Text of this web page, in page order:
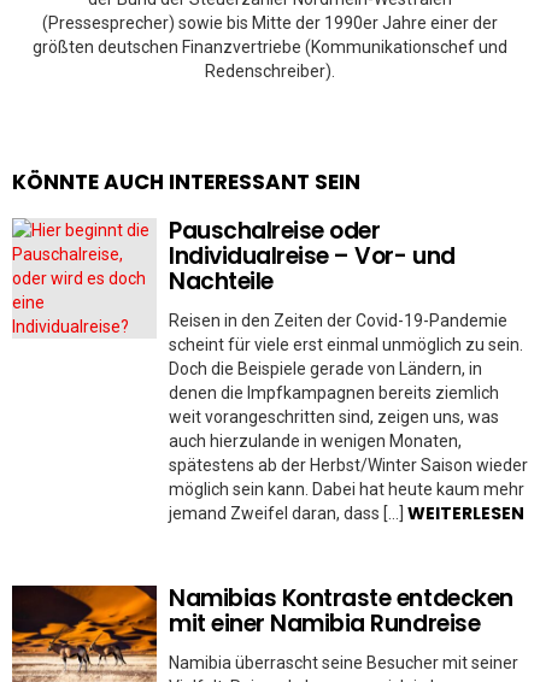
(Pressesprecher) sowie bis Mitte der 1990er Jahre einer der
größten deutschen Finanzvertriebe (Kommunikationschef und
Redenschreiber).
KÖNNTE AUCH INTERESSANT SEIN
Pauschalreise oder
Individualreise – Vor- und
Nachteile
Reisen in den Zeiten der Covid-19-Pandemie
scheint für viele erst einmal unmöglich zu sein.
Doch die Beispiele gerade von Ländern, in
denen die Impfkampagnen bereits ziemlich
weit vorangeschritten sind, zeigen uns, was
auch hierzulande in wenigen Monaten,
spätestens ab der Herbst/Winter Saison wieder
möglich sein kann. Dabei hat heute kaum mehr
jemand Zweifel daran, dass […] WEITERLESEN
Namibias Kontraste entdecken
mit einer Namibia Rundreise
Namibia überrascht seine Besucher mit seiner